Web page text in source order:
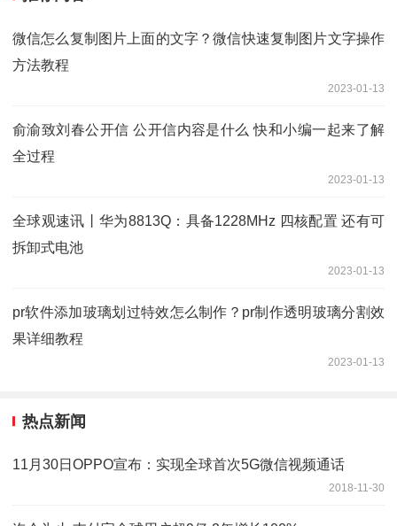
微信怎么复制图片上面的文字？微信快速复制图片文字操作
方法教程
2023-01-13
俞渝致刘春公开信 公开信内容是什么 快和小编一起来了解
全过程
2023-01-13
全球观速讯丨华为8813Q：具备1228MHz 四核配置 还有可
拆卸式电池
2023-01-13
pr软件添加玻璃划过特效怎么制作？pr制作透明玻璃分割效
果详细教程
2023-01-13
热点新闻
11月30日OPPO宣布：实现全球首次5G微信视频通话
2018-11-30